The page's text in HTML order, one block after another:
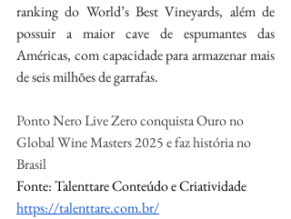
ranking do World’s Best Vineyards, além de
possuir a maior cave de espumantes das
Américas, com capacidade para armazenar mais
de seis milhões de garrafas.
Ponto Nero Live Zero conquista Ouro no
Global Wine Masters 2025 e faz história no
Brasil
Fonte: Talenttare Conteúdo e Criatividade
https://talenttare.com.br/